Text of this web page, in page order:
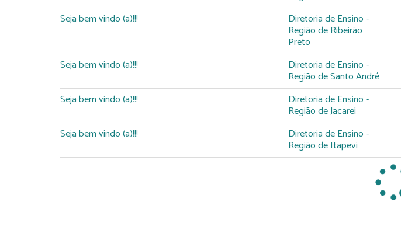
Seja bem vindo (a)!!! Diretoria de Ensino -
Região de Ribeirão
Preto
Seja bem vindo (a)!!! Diretoria de Ensino -
Região de Santo André
Seja bem vindo (a)!!! Diretoria de Ensino -
Região de Jacareí
Seja bem vindo (a)!!! Diretoria de Ensino -
Região de Itapevi